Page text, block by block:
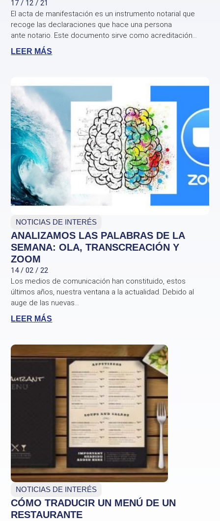
17 / 12 / 21
El acta de manifestación es un instrumento notarial que
recoge las declaraciones que hace una persona
ante notario. Este documento sirve como acreditación...
LEER MÁS
NOTICIAS DE INTERÉS
ANALIZAMOS LAS PALABRAS DE LA
SEMANA: OLA, TRANSCREACIÓN Y
ZOOM
14 / 02 / 22
Los medios de comunicación han constituido, estos
últimos años, nuestra ventana a la actualidad. Debido al
auge de las nuevas...
LEER MÁS
NOTICIAS DE INTERÉS
CÓMO TRADUCIR UN MENÚ DE UN
RESTAURANTE